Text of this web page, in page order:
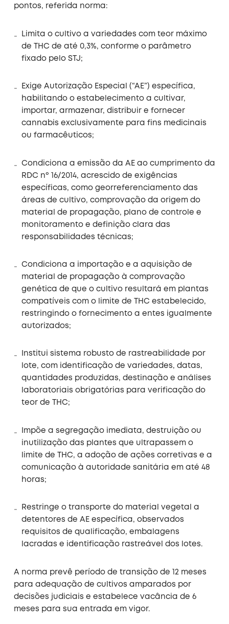
pontos, referida norma:
Limita o cultivo a variedades com teor máximo
de THC de até 0,3%, conforme o parâmetro
fixado pelo STJ;
Exige Autorização Especial (“AE”) específica,
habilitando o estabelecimento a cultivar,
importar, armazenar, distribuir e fornecer
cannabis exclusivamente para fins medicinais
ou farmacêuticos;
Condiciona a emissão da AE ao cumprimento da
RDC nº 16/2014, acrescido de exigências
específicas, como georreferenciamento das
áreas de cultivo, comprovação da origem do
material de propagação, plano de controle e
monitoramento e definição clara das
responsabilidades técnicas;
Condiciona a importação e a aquisição de
material de propagação à comprovação
genética de que o cultivo resultará em plantas
compatíveis com o limite de THC estabelecido,
restringindo o fornecimento a entes igualmente
autorizados;
Institui sistema robusto de rastreabilidade por
lote, com identificação de variedades, datas,
quantidades produzidas, destinação e análises
laboratoriais obrigatórias para verificação do
teor de THC;
Impõe a segregação imediata, destruição ou
inutilização das plantes que ultrapassem o
limite de THC, a adoção de ações corretivas e a
comunicação à autoridade sanitária em até 48
horas;
Restringe o transporte do material vegetal a
detentores de AE específica, observados
requisitos de qualificação, embalagens
lacradas e identificação rastreável dos lotes.
A norma prevê período de transição de 12 meses
para adequação de cultivos amparados por
decisões judiciais e estabelece vacância de 6
meses para sua entrada em vigor.